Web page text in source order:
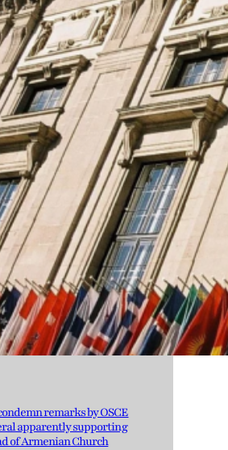
remarks by OSCE
apparently supporting
of Armenian Church